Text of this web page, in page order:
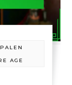
AGE